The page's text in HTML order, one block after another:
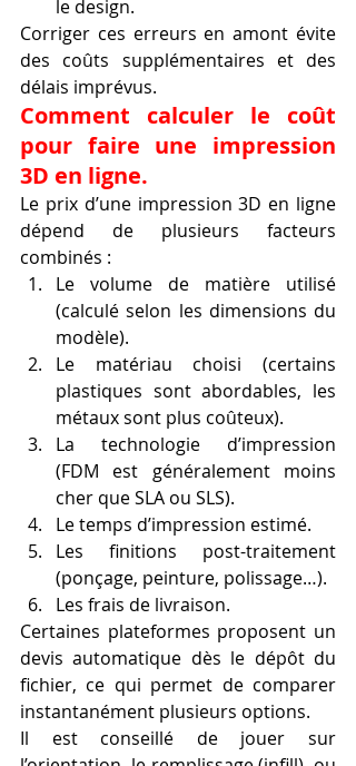
le design.
Corriger ces erreurs en amont évite
des coûts supplémentaires et des
délais imprévus.
Comment calculer le coût
pour faire une impression
3D en ligne.
Le prix d’une impression 3D en ligne
dépend de plusieurs facteurs
combinés :
Le volume de matière utilisé
(calculé selon les dimensions du
modèle).
Le matériau choisi (certains
plastiques sont abordables, les
métaux sont plus coûteux).
La technologie d’impression
(FDM est généralement moins
cher que SLA ou SLS).
Le temps d’impression estimé.
Les finitions post-traitement
(ponçage, peinture, polissage…).
Les frais de livraison.
Certaines plateformes proposent un
devis automatique dès le dépôt du
fichier, ce qui permet de comparer
instantanément plusieurs options.
Il est conseillé de jouer sur